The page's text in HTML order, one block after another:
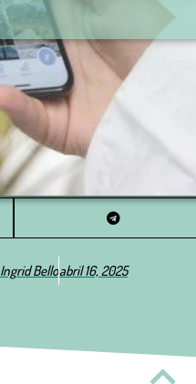
Ingrid Belloabril 16, 2025